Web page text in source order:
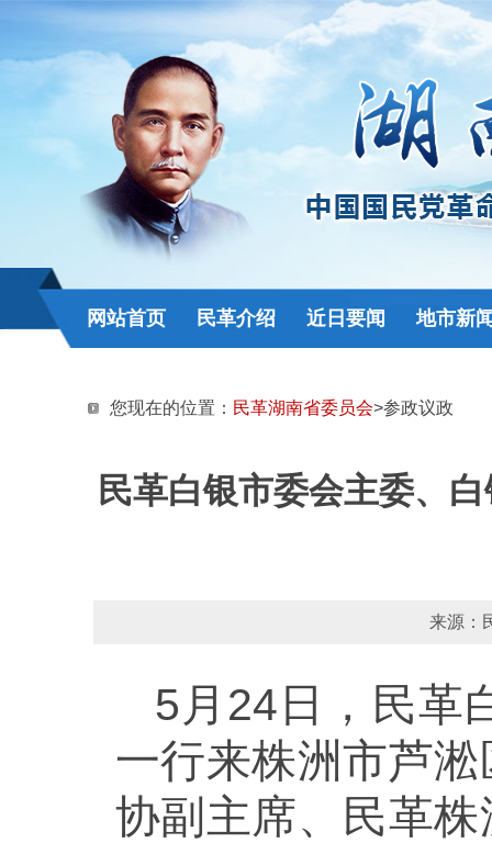
网站首页 民革介绍 近日要闻 地市新
您现在的位置： 民革湖南省委员会>参政议政
民革白银市委会主委、
来源
5月24日，民革
一行来株洲市芦
协副主席、民革